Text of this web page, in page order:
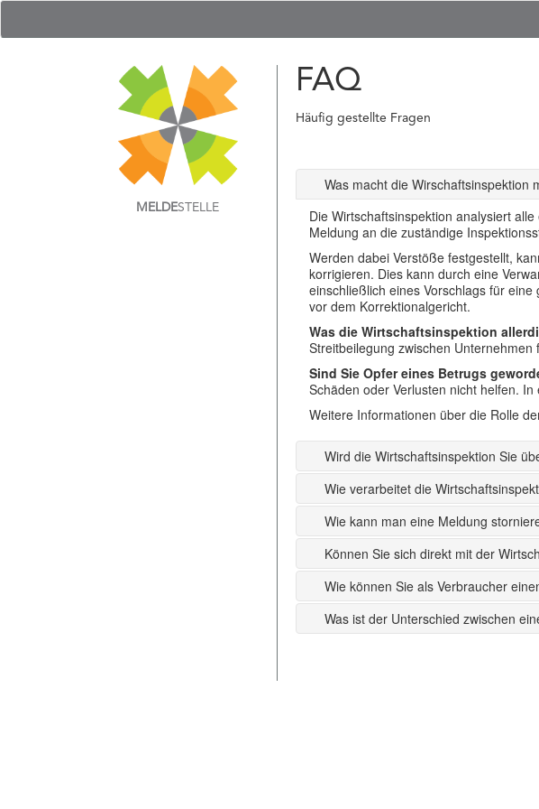
MELDESTELLE
FAQ
Häufig gestellte Fragen
Was macht die Wirschaftsinspektion
Die Wirtschaftsinspektion analysiert
Meldung an die zuständige
Werden dabei Verstöße festgestellt,
korrigieren. Dies kann durch eine
einschließlich eines Vorschlags für
vor dem Korrektionalgericht.
Was die Wirtschaftsinspektion
Streitbeilegung zwischen Unternehmen
Sind Sie Opfer eines Betrugs
Schäden oder Verlusten nicht helfen.
Weitere Informationen über die Rolle
Wird die Wirtschaftsinspektion Sie
Wie verarbeitet die
Wie kann man eine Meldung
Können Sie sich direkt mit der
Wie können Sie als Verbraucher
Was ist der Unterschied zwischen